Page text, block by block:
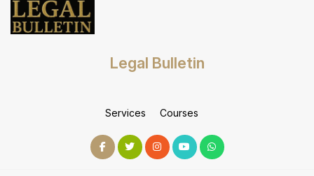
Legal Bulletin
Services Courses